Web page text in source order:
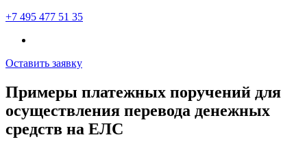
+7 495 477 51 35
Оставить заявку
Примеры платежных поручений для
осуществления перевода денежных
средств на ЕЛС